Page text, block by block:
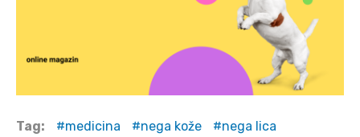
Tag: medicina nega kože
nega lica